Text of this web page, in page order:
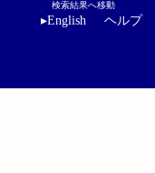
検索結果へ移動
▸English ヘルプ